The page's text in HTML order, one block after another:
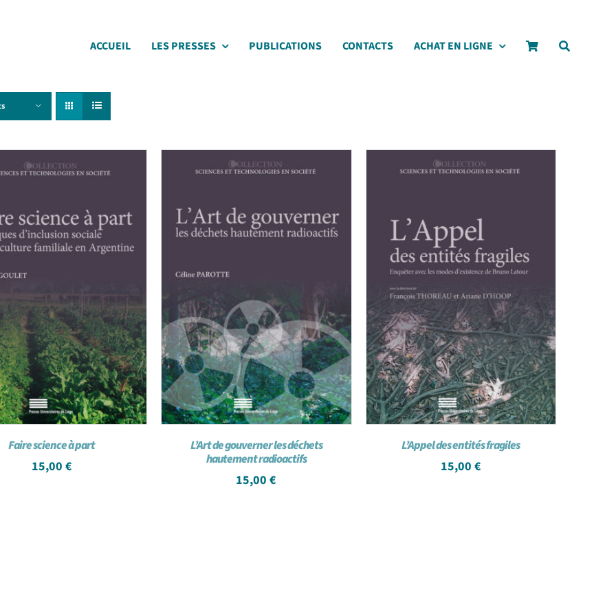
ACCUEIL LES PRESSES PUBLICATIONS CONTACTS ACHAT EN LIGNE
Faire science à part
15,00 €
L’Art de gouverner les déchets
hautement radioactifs
15,00€
L’Appel des entités fragiles
15,00 €